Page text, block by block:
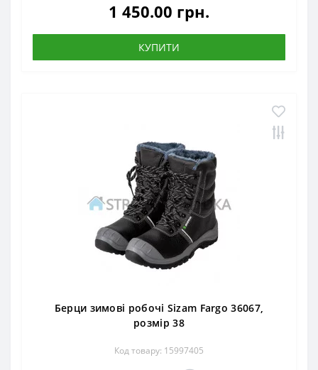
1 450.00 грн.
КУПИТИ
Берци зимові робочі Sizam Fargo 36067,
розмір 38
Код товару: 15997405